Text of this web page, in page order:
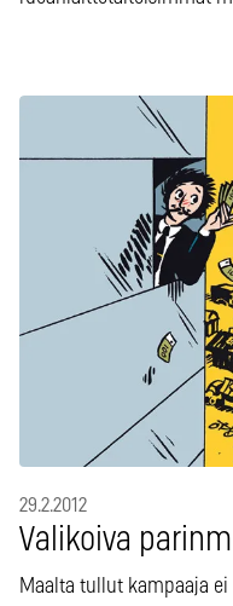
29.2.2012
Valikoiva
Maalta tullut kampaaja